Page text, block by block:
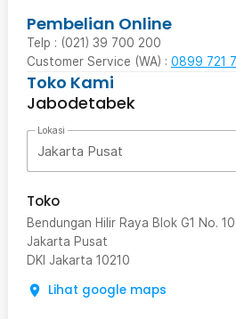
Pembelian Online
Telp : (021) 39 700 200
Customer Service (WA) : 0899 721
Toko Kami
Jabodetabek
Lokasi
Jakarta Pusat
Toko
Bendungan Hilir Raya Blok G1 No. 10
Jakarta Pusat
DKI Jakarta 10210
Lihat google maps